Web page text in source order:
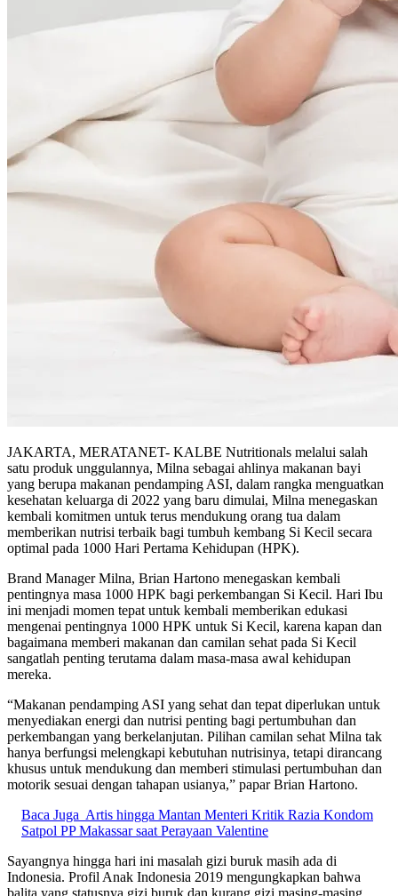
JAKARTA, MERATANET- KALBE Nutritionals melalui salah
satu produk unggulannya, Milna sebagai ahlinya makanan bayi
yang berupa makanan pendamping ASI, dalam rangka menguatkan
kesehatan keluarga di 2022 yang baru dimulai, Milna menegaskan
kembali komitmen untuk terus mendukung orang tua dalam
memberikan nutrisi terbaik bagi tumbuh kembang Si Kecil secara
optimal pada 1000 Hari Pertama Kehidupan (HPK).
Brand Manager Milna, Brian Hartono menegaskan kembali
pentingnya masa 1000 HPK bagi perkembangan Si Kecil. Hari Ibu
ini menjadi momen tepat untuk kembali memberikan edukasi
mengenai pentingnya 1000 HPK untuk Si Kecil, karena kapan dan
bagaimana memberi makanan dan camilan sehat pada Si Kecil
sangatlah penting terutama dalam masa-masa awal kehidupan
mereka.
“Makanan pendamping ASI yang sehat dan tepat diperlukan untuk
menyediakan energi dan nutrisi penting bagi pertumbuhan dan
perkembangan yang berkelanjutan. Pilihan camilan sehat Milna tak
hanya berfungsi melengkapi kebutuhan nutrisinya, tetapi dirancang
khusus untuk mendukung dan memberi stimulasi pertumbuhan dan
motorik sesuai dengan tahapan usianya,” papar Brian Hartono.
Baca Juga Artis hingga Mantan Menteri Kritik Razia Kondom
Satpol PP Makassar saat Perayaan Valentine
Sayangnya hingga hari ini masalah gizi buruk masih ada di
Indonesia. Profil Anak Indonesia 2019 mengungkapkan bahwa
balita yang statusnya gizi buruk dan kurang gizi masing-masing